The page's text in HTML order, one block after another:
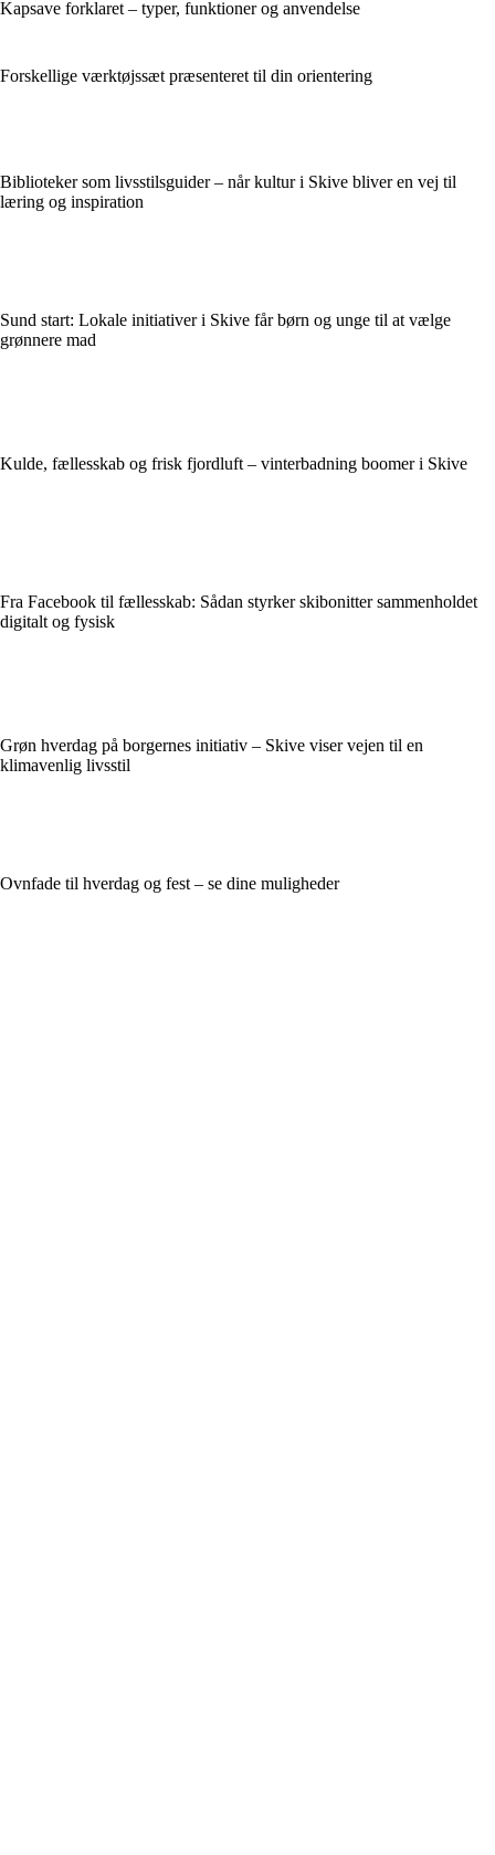
Kapsave forklaret – typer, funktioner og anvendelse
Forskellige værktøjssæt præsenteret til din orientering
Biblioteker som livsstilsguider – når kultur i Skive bliver en vej til
læring og inspiration
Sund start: Lokale initiativer i Skive får børn og unge til at vælge
grønnere mad
Kulde, fællesskab og frisk fjordluft – vinterbadning boomer i Skive
Fra Facebook til fællesskab: Sådan styrker skibonitter sammenholdet
digitalt og fysisk
Grøn hverdag på borgernes initiativ – Skive viser vejen til en
klimavenlig livsstil
Ovnfade til hverdag og fest – se dine muligheder